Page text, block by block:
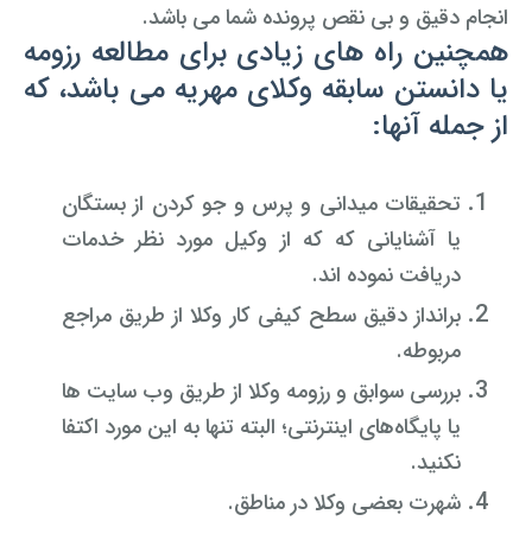
انجام دقیق و بی نقص پرونده شما می باشد.
همچنین راه های زیادی برای مطالعه رزومه
یا دانستن سابقه وکلای مهریه می باشد، که
از جمله آنها:
تحقیقات میدانی و پرس و جو کردن از بستگان
یا آشنایانی که که از وکیل مورد نظر خدمات
دریافت نموده اند.
برانداز دقیق سطح کیفی کار وکلا از طریق مراجع
مربوطه.
بررسی سوابق و رزومه وکلا از طریق وب سایت ها
یا پایگاه‌های اینترنتی؛ البته تنها به این مورد اکتفا
نکنید.
شهرت بعضی وکلا در مناطق.